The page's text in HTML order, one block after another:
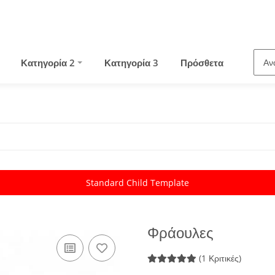
Κατηγορία 2 Κατηγορία 3 Πρόσθετα
Standard Child Template
Φράουλες
(1 Κριτικές)